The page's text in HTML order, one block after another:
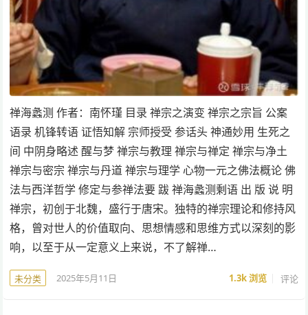
禅海蠡测 作者：南怀瑾 目录 禅宗之演变 禅宗之宗旨 公案
语录 机锋转语 证悟知解 宗师授受 参话头 神通妙用 生死之
间 中阴身略述 醒与梦 禅宗与教理 禅宗与禅定 禅宗与净土
禅宗与密宗 禅宗与丹道 禅宗与理学 心物一元之佛法概论 佛
法与西洋哲学 修定与参禅法要 跋 禅海蠡测剩语 出 版 说 明
禅宗，初创于北魏，盛行于唐宋。独特的禅宗理论和修持风
格，曾对世人的价值取向、思想情感和思维方式以深刻的影
响，以至于从一定意义上来说，不了解禅…
未分类 2025年5月11日 1.3k浏览 评论